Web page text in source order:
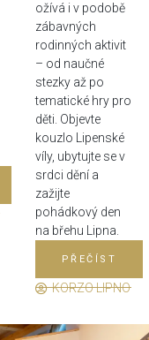
ožívá i v podobě
zábavných
rodinných aktivit
– od naučné
stezky až po
tematické hry pro
děti. Objevte
kouzlo Lipenské
víly, ubytujte se v
srdci dění a
zažijte
pohádkový den
na břehu Lipna.
PŘEČÍST
KORZO LIPNO